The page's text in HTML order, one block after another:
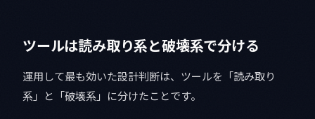
ツールは読み取り系と破壊系で分ける
運用して最も効いた設計判断は、ツールを「読み取り
系」と「破壊系」に分けたことです。